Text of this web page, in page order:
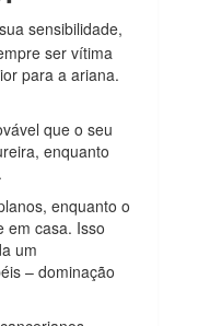
sensibilidade,
ser vítima
para a ariana.
que o seu
enquanto
enquanto o
em casa. Isso
um
– dominação